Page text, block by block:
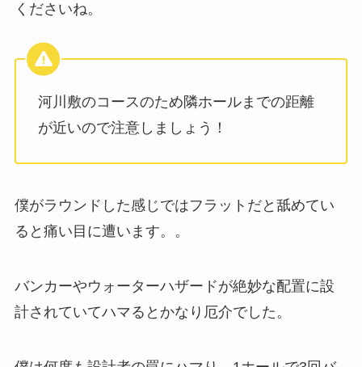
くださいね。
河川敷のコースのため隣ホールまでの距離
が近いので注意しましょう！
僕がラウンドした感じではフラットだと舐めてい
ると痛い目に遭います。。
バンカーやウォーターハザードが絶妙な配置に設
計されていてハマるとかなり厄介でした。